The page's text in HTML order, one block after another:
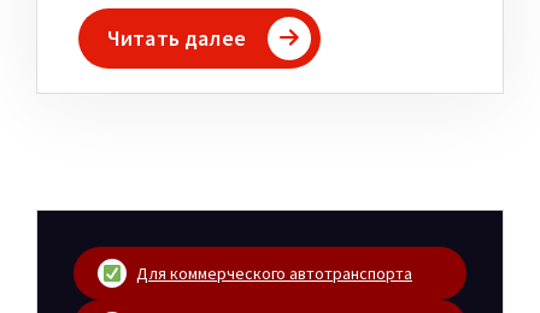
Читать далее
Для коммерческого автотранспорта